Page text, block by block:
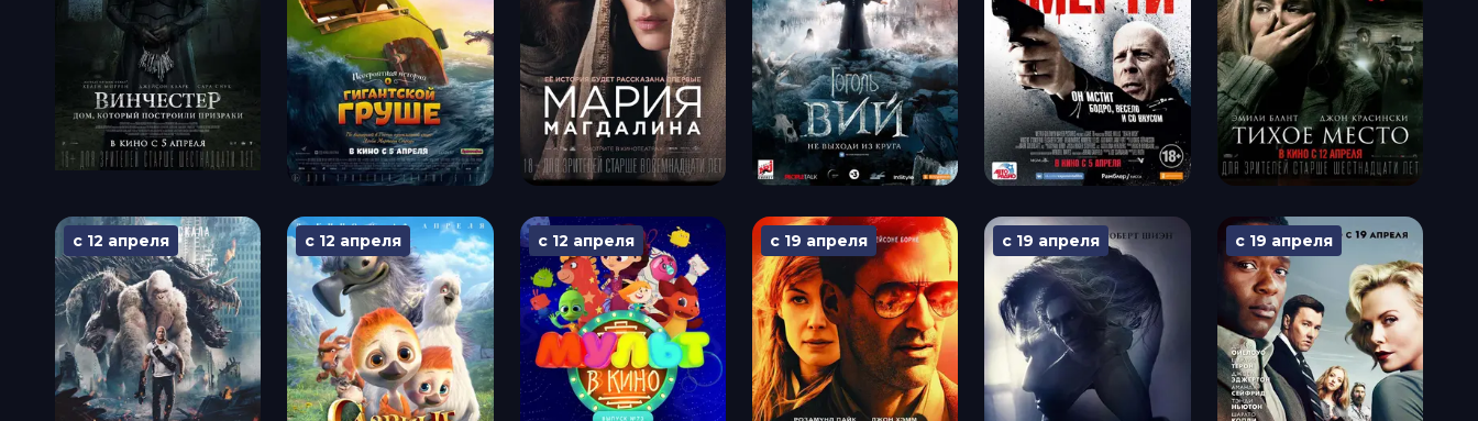
с 12 апреля с 12 апреля с 12 апреля с 19 апреля с 19 апреля с 19 апреля